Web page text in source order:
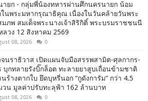
ายก - กลุ่มพี่น้องทหารผ่านศึกนครนายก น้อม
ในพระมหากรุณาธิคุณ เนื่องในวันคล้ายวันพระ
มภพ สมเด็จพระนางเจ้าสิริกิติ์ พระบรมราชชนนี
วง 12 สิงหาคม 2569
08, 2026 0
จนราธิวาส เปิดแผนจับมือสรรพสามิต-ศุลกากร-
บุกทลายรังบิ๊กล็อต ทะลายยาสูบเถื่อนข้ามชาติ
ร้างตากใบ ยึดบุหรี่นอก “กูดังการัม” กว่า 4.5
วน มูลค่าปรับทะลุฟ้า 162 ล้านบาท
08, 2026 0